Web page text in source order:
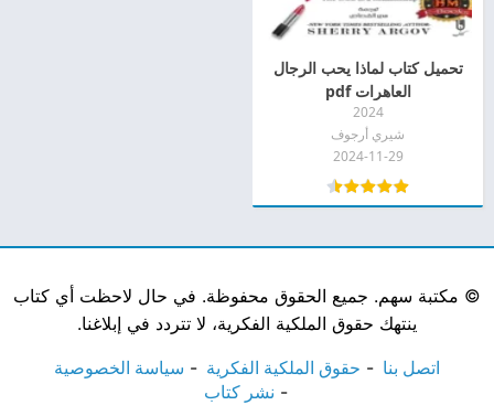
تحميل كتاب لماذا يحب الرجال
العاهرات pdf
2024
شيري أرجوف
2024-11-29
© مكتبة سهم. جميع الحقوق محفوظة. في حال لاحظت أي كتاب
ينتهك حقوق الملكية الفكرية، لا تتردد في إبلاغنا.
اتصل بنا حقوق الملكية الفكرية
سياسة الخصوصية
نشر كتاب